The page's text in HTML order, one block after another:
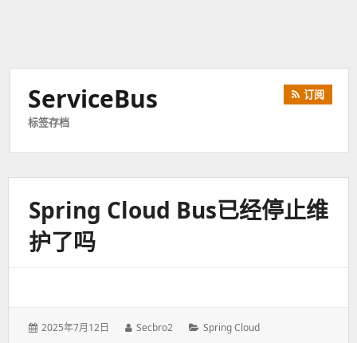
ServiceBus
标签存档
订阅
Spring Cloud Bus已经停止维
护了吗
发
2025年7月12日
作
Secbro2
分
Spring Cloud